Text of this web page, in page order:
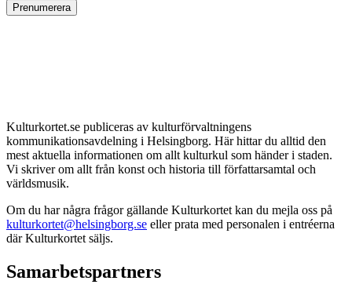
Prenumerera
Kulturkortet.se publiceras av kulturförvaltningens
kommunikationsavdelning i Helsingborg. Här hittar du alltid den
mest aktuella informationen om allt kulturkul som händer i staden.
Vi skriver om allt från konst och historia till författarsamtal och
världsmusik.
Om du har några frågor gällande Kulturkortet kan du mejla oss på
kulturkortet@helsingborg.se eller prata med personalen i entréerna
där Kulturkortet säljs.
Samarbetspartners